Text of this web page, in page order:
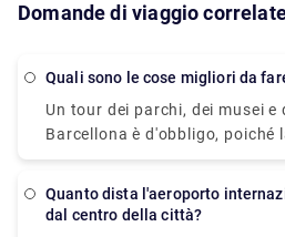
Domande di viaggio
Quali sono le cose migliori da
Un tour dei parchi, dei musei
Barcellona è d'obbligo, poiché
alcune delle architetture più
come Casa Batlló, La Sagrada
Quanto dista l'aeroporto internazionale di barcellona
dal centro della città?